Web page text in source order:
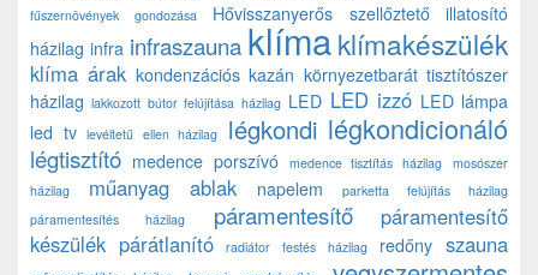
fűszernövények gondozása
Hővisszanyerős szellőztető
illatosító
házilag infra infraszauna klímaklímakészülék
klíma árak kondenzációs kazán környezetbarát tisztítószer
házilag lakkozott bútor felújítása házilag LED LED izzó LED lámpa
led tv levéltetű ellen házilag légkondi légkondicionáló
légtisztító medence porszívó medence tisztítás házilag
mosószer
házilag
műanyag ablak napelem
parketta felújítás házilag
páramentesítés házilag
páramentesítő
páramentesítő
készülék párátlanító radiátor festés házilag redőny szauna